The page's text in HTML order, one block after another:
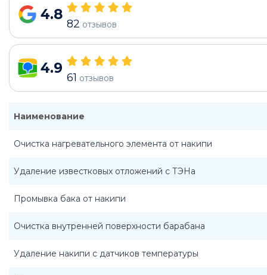
4.8
82 отзывов
4.9
61 отзывов
Наименование
Очистка нагревательного элемента от накипи
Удаление известковых отложений с ТЭНа
Промывка бака от накипи
Очистка внутренней поверхности барабана
Удаление накипи с датчиков температуры